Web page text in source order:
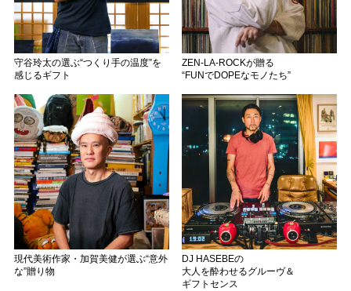
守谷玲太の選ぶ“つくり手の温度”を
感じるギフト
ZEN-LA-ROCKが贈る
“FUNでDOPEなモノたち”
現代美術作家・加賀美健が選ぶ“意外
な”贈り物
DJ HASEBEの
大人を酔わせるグルーヴ＆
ギフトセンス